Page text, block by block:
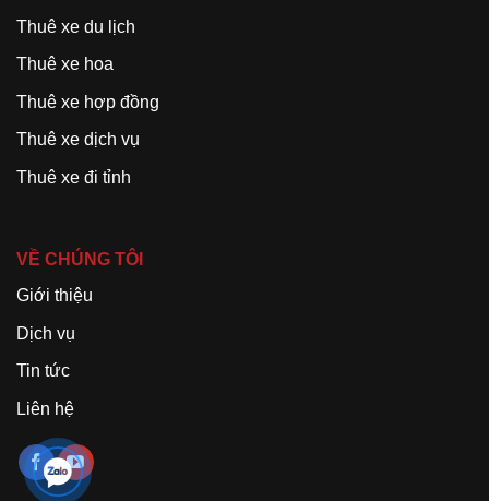
Thuê xe du lịch
Thuê xe hoa
Thuê xe hợp đồng
Thuê xe dịch vụ
Thuê xe đi tỉnh
VỀ CHÚNG TÔI
Giới thiệu
Dịch vụ
Tin tức
Liên hệ